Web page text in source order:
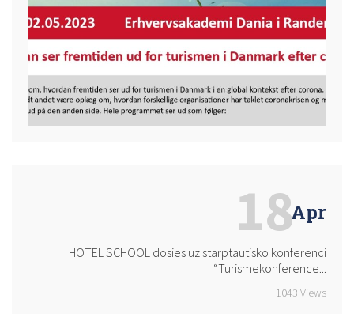
Apr
HOTEL SCHOOL dosies uz starptautisko konferenci
“Turismekonference...
1043 Views
18